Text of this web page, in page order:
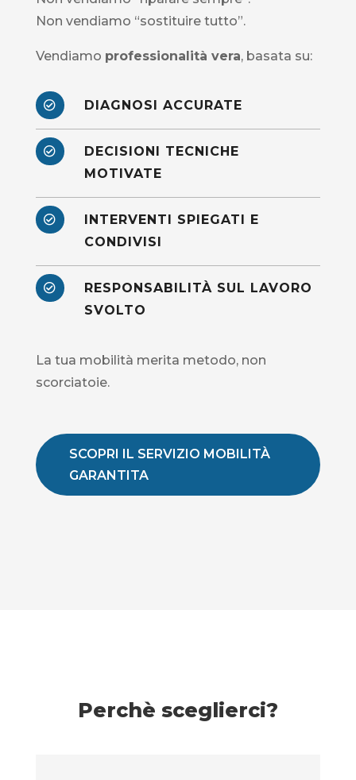
Non vendiamo “sostituire tutto”.
Vendiamo professionalità vera, basata su:
 DIAGNOSI ACCURATE

DECISIONI TECNICHE
MOTIVATE

INTERVENTI SPIEGATI E
CONDIVISI

RESPONSABILITÀ SUL LAVORO
SVOLTO
La tua mobilità merita metodo, non
scorciatoie.
SCOPRI IL SERVIZIO MOBILITÀ
GARANTITA
Perchè sceglierci?